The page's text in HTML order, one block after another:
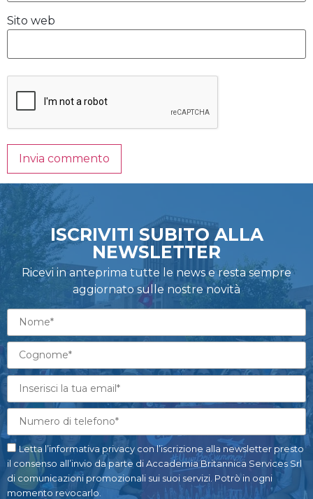
Sito web
ISCRIVITI SUBITO ALLA
NEWSLETTER
Ricevi in anteprima tutte le news e resta sempre
aggiornato sulle nostre novità
Letta l’informativa privacy con l’iscrizione alla newsletter presto
il consenso all’invio da parte di Accademia Britannica Services Srl
di comunicazioni promozionali sui suoi servizi. Potrò in ogni
momento revocarlo.